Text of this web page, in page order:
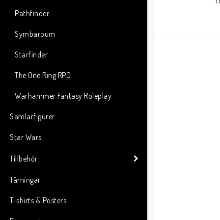
Pathfinder
Symbaroum
Starfinder
The One Ring RPG
Warhammer Fantasy Roleplay
Samlarfigurer
Star Wars
Tillbehör
Tärningar
T-shirts & Posters